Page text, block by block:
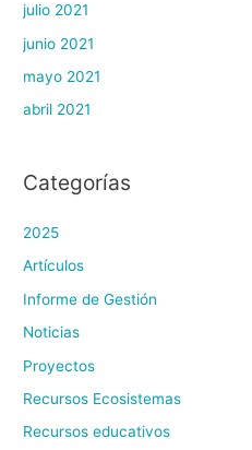
julio 2021
junio 2021
mayo 2021
abril 2021
Categorías
2025
Artículos
Informe de Gestión
Noticias
Proyectos
Recursos Ecosistemas
Recursos educativos